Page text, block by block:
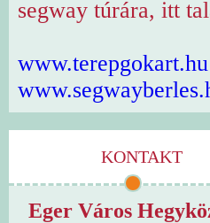
segway túrára, itt
www.terepgokart.hu
KONTAKT
Eger Város